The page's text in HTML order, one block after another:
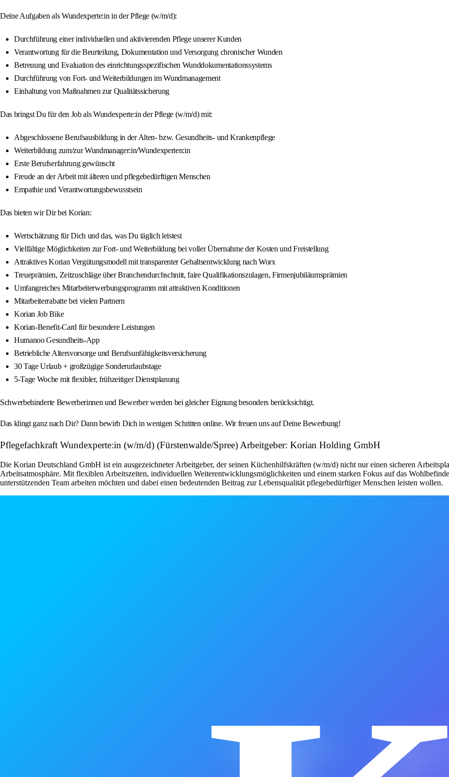
Deine Aufgaben als Wundexperte:in in der Pflege (w/m/d):
Durchführung einer individuellen und aktivierenden Pflege unserer Kunden
Verantwortung für die Beurteilung, Dokumentation und Versorgung chronischer Wunden
Betreuung und Evaluation des einrichtungsspezifischen Wunddokumentationssystems
Durchführung von Fort- und Weiterbildungen im Wundmanagement
Einhaltung von Maßnahmen zur Qualitätssicherung
Das bringst Du für den Job als Wundexperte:in der Pflege (w/m/d) mit:
Abgeschlossene Berufsausbildung in der Alten- bzw. Gesundheits- und Krankenpflege
Weiterbildung zum/zur Wundmanager:in/Wundexperten:in
Erste Berufserfahrung gewünscht
Freude an der Arbeit mit älteren und pflegebedürftigen Menschen
Empathie und Verantwortungsbewusstsein
Das bieten wir Dir bei Korian:
Wertschätzung für Dich und das, was Du täglich leistest
Vielfältige Möglichkeiten zur Fort- und Weiterbildung bei voller Übernahme der Kosten und Freistellung
Attraktives Korian Vergütungsmodell mit transparenter Gehaltsentwicklung nach Worx
Treueprämien, Zeitzuschläge über Branchendurchschnitt, faire Qualifikationszulagen, Firmenjubiläumsprämien
Umfangreiches Mitarbeiterwerbungsprogramm mit attraktiven Konditionen
Mitarbeiterrabatte bei vielen Partnern
Korian Job Bike
Korian-Benefit-Card für besondere Leistungen
Humanoo Gesundheits-App
Betriebliche Altersvorsorge und Berufsunfähigkeitsversicherung
30 Tage Urlaub + großzügige Sonderurlaubstage
5-Tage Woche mit flexibler, frühzeitiger Dienstplanung
Schwerbehinderte Bewerberinnen und Bewerber werden bei gleicher Eignung besonders berücksichtigt.
Das klingt ganz nach Dir? Dann bewirb Dich in wenigen Schritten online. Wir freuen uns auf Deine Bewerbung!
Pflegefachkraft Wundexperte:in (w/m/d) (Fürstenwalde/Spree) Arbeitgeber: Korian Holding GmbH
Die Korian Deutschland GmbH ist ein ausgezeichneter Arbeitgeber, der seinen Küchenhilfskräften (w/m/d) nicht nur einen sicheren
Arbeitsatmosphäre. Mit flexiblen Arbeitszeiten, individuellen Weiterentwicklungsmöglichkeiten und einem starken Fokus auf das
unterstützenden Team arbeiten möchten und dabei einen bedeutenden Beitrag zur Lebensqualität pflegebedürftiger Menschen leisten wollen.